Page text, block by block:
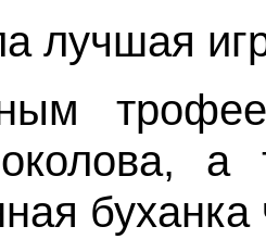
лучшая
а
буханка